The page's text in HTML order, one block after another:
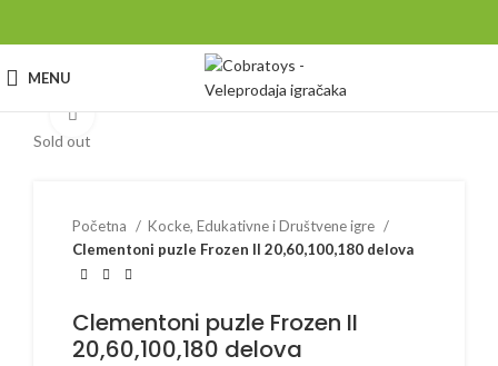
MENU
Sold out
Click to enlarge
Početna
Kocke, Edukativne i Društvene igre
Clementoni puzle Frozen II 20,60,100,180 delova
Clementoni puzle Frozen II
20,60,100,180 delova